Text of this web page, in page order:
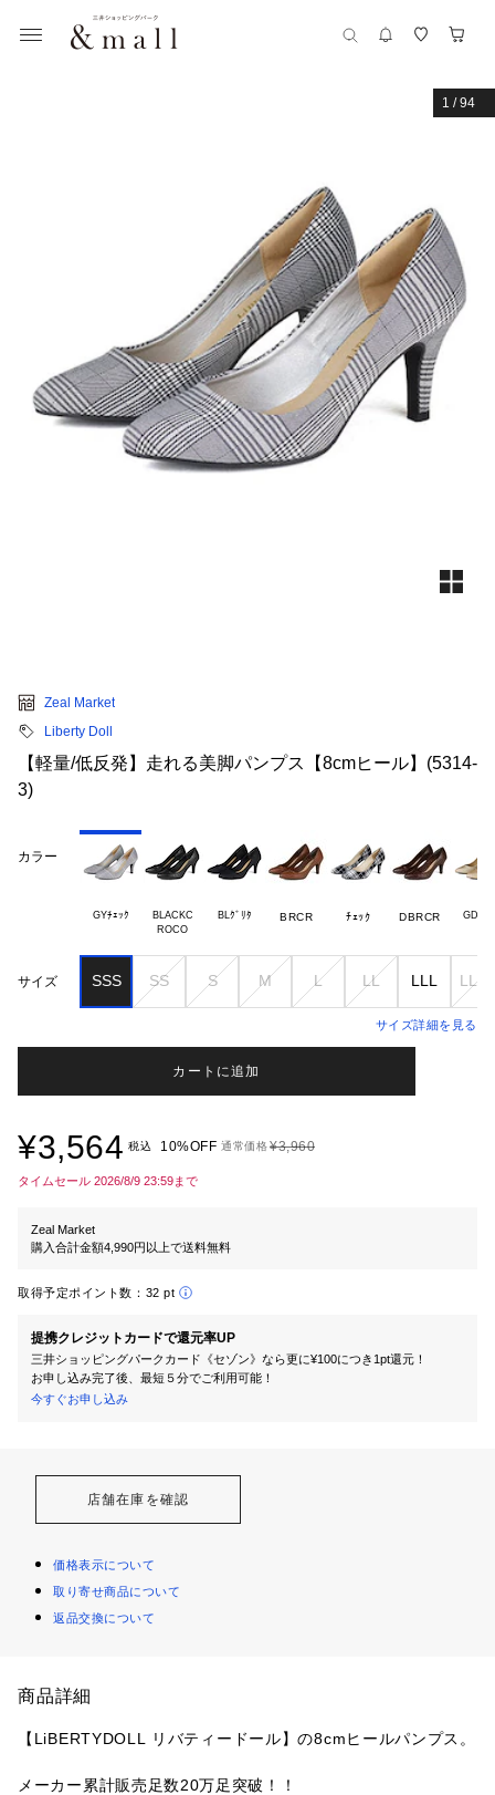
1 /94
Zeal Market
Liberty Doll
【軽量/低反発】走れる美脚パンプス【8cmヒール】(5314-
3)
カラー
GYﾁｪｯｸ
BLACKC
BLｸﾞﾘﾀ BRCR ﾁｪｯｸ DBRCR GDｸﾞ
サイズ SSS SS S M L LL LLL LLLL
サイズ詳細を見る
カートに追加
¥3,564 税込 10%OFF 通常価格¥3,960
タイムセール 2026/8/9 23:59まで
Zeal Market
購入合計金額4,990円以上で送料無料
取得予定ポイント数： 32 pt
提携クレジットカードで還元率UP
三井ショッピングパークカード《セゾン》なら更に¥100につき1pt還元！
お申し込み完了後、最短５分でご利用可能！
今すぐお申し込み
店舗在庫を確認
価格表示について
取り寄せ商品について
返品交換について
商品詳細
【LiBERTYDOLL リバティードール】の8cmヒールパンプス。
メーカー累計販売足数20万足突破！！